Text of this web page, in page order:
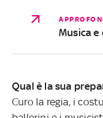
Musica
Qual è la sua
Curo la regia, i